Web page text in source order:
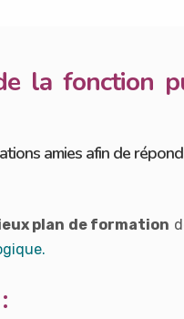
la fonction
amies afin de
plan de formation